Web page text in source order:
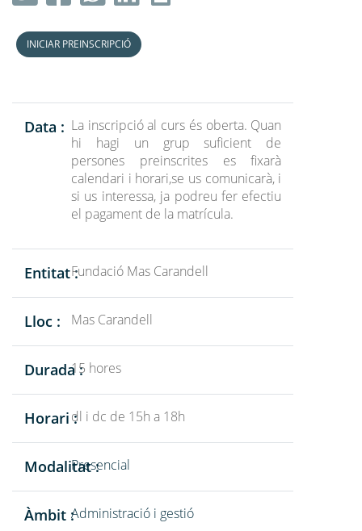
INICIAR PREINSCRIPCIÓ
Data : La inscripció al curs és oberta. Quan
hi hagi un grup suficient de
persones preinscrites es fixarà
calendari i horari,se us comunicarà, i
si us interessa, ja podreu fer efectiu
el pagament de la matrícula.
Entitat :Fundació Mas Carandell
Lloc : Mas Carandell
Durada :15 hores
Horari :dl i dc de 15h a 18h
Modalitat :Presencial
Àmbit :Administració i gestió